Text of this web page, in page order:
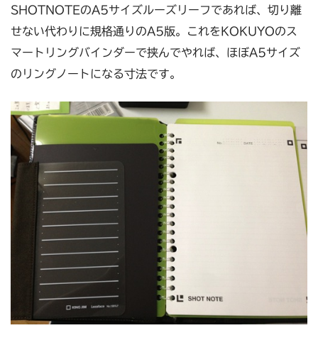
SHOTNOTEのA5サイズルーズリーフであれば、切り離
せない代わりに規格通りのA5版。これをKOKUYOのス
マートリングバインダーで挟んでやれば、ほぼA5サイズ
のリングノートになる寸法です。